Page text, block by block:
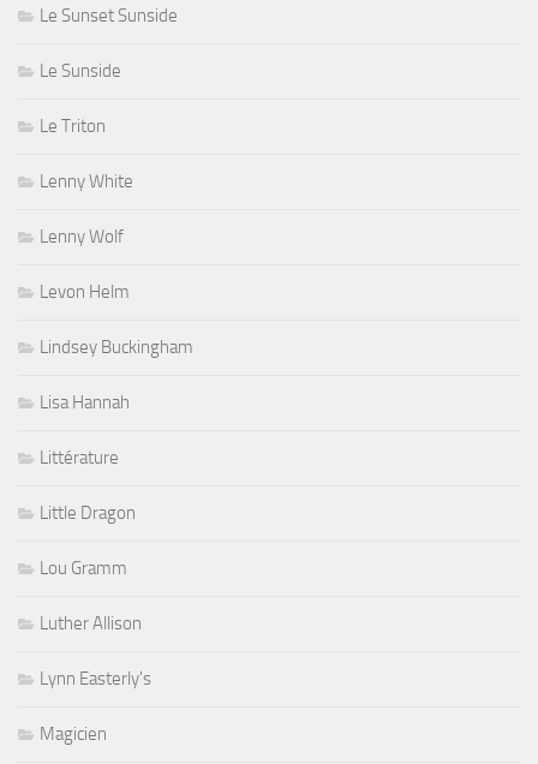
Le Sunset Sunside
Le Sunside
Le Triton
Lenny White
Lenny Wolf
Levon Helm
Lindsey Buckingham
Lisa Hannah
Littérature
Little Dragon
Lou Gramm
Luther Allison
Lynn Easterly's
Magicien